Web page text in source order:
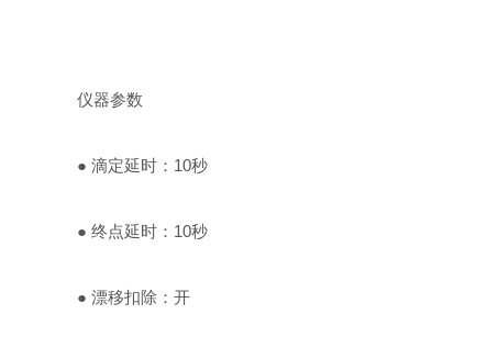
仪器参数
● 滴定延时：10秒
● 终点延时：10秒
● 漂移扣除：开